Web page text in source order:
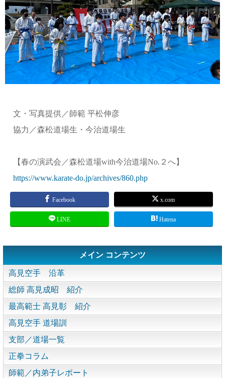
文・写真提供／師範 平松伸彦
協力／森松道場生・今治道場生
【春の演武会／森松道場with今治道場No.２へ】
https://www.karate-do.jp/archives/860.php
Facebook x.com
LINE Hatena
メイン コンテンツ
高見空手 沿革
総師 高見成昭 紹介
最高範士 高見彰 紹介
高見空手 道場訓
支部／道場一覧
正拳コラム
師範／内弟子レポート